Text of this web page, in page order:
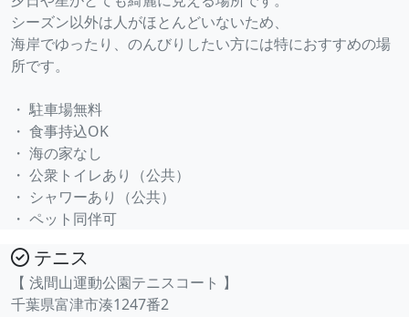
シーズン以外は人がほとんどいないため、
海岸でゆったり、のんびりしたい方には特におすすめの場
所です。
・ 駐車場無料
・ 食事持込OK
・ 海の家なし
・ 公衆トイレあり（公共）
・ シャワーあり（公共）
・ ペット同伴可
テニス
【 浅間山運動公園テニスコート 】
千葉県富津市湊1247番2